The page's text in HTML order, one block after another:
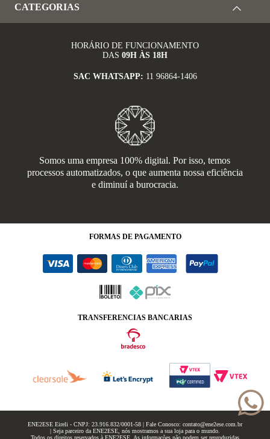
CATEGORIAS
HORÁRIO DE FUNCIONAMENTO
DAS 09H ÀS 18H
SAC WHATSAPP: 11 96864-1406
Somos uma empresa 100% digital. Por isso, temos
processos automatizados, o que aumenta nossa eficiência
e diminuí a burocracia.
FORMAS DE PAGAMENTO
TRANSFERENCIAS BANCARIAS
ENE2ESE Eireli - CNPJ: 23.916.832/0001-58 | Fale Conosco: contato@ene2ese.com.br
| Seja parceiro da ENE2ESE, nós mostramos a sua loja para o mundo.
Todos os direitos reservados à ENE2ESE. As informações não podem ser reproduzidas